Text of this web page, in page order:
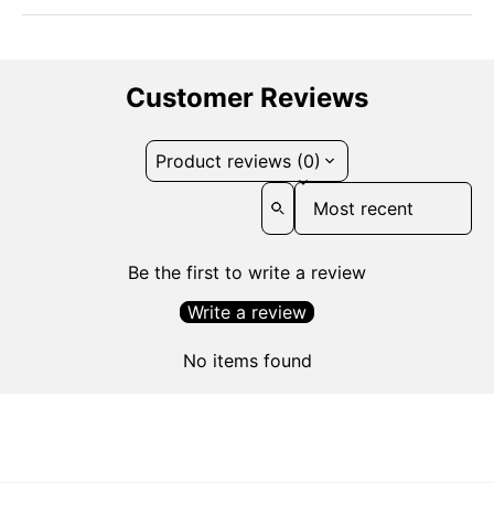
Customer Reviews
Product reviews (0)
Sort reviews by
Be the first to write a review
Write a review
No items found